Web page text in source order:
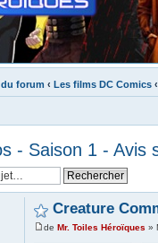
forum ‹ Les films DC Comics ‹
- Saison 1 - Avis
Creature
de Mr. Toiles Héroïques »